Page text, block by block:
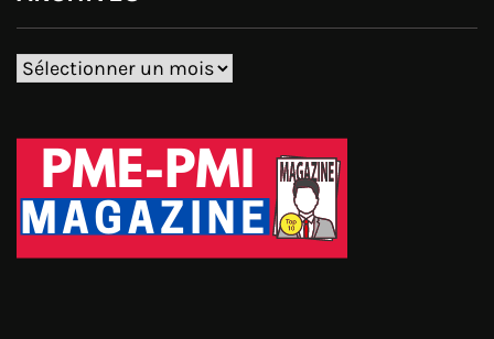
Archives